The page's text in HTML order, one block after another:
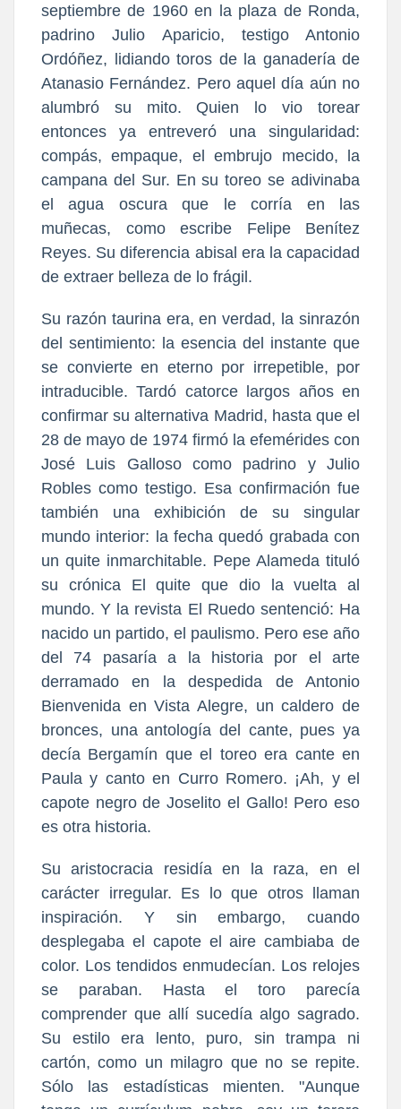
septiembre de 1960 en la plaza de Ronda,
padrino Julio Aparicio, testigo Antonio
Ordóñez, lidiando toros de la ganadería de
Atanasio Fernández. Pero aquel día aún no
alumbró su mito. Quien lo vio torear
entonces ya entreveró una singularidad:
compás, empaque, el embrujo mecido, la
campana del Sur. En su toreo se adivinaba
el agua oscura que le corría en las
muñecas, como escribe Felipe Benítez
Reyes. Su diferencia abisal era la capacidad
de extraer belleza de lo frágil.
Su razón taurina era, en verdad, la sinrazón
del sentimiento: la esencia del instante que
se convierte en eterno por irrepetible, por
intraducible. Tardó catorce largos años en
confirmar su alternativa Madrid, hasta que el
28 de mayo de 1974 firmó la efemérides con
José Luis Galloso como padrino y Julio
Robles como testigo. Esa confirmación fue
también una exhibición de su singular
mundo interior: la fecha quedó grabada con
un quite inmarchitable. Pepe Alameda tituló
su crónica El quite que dio la vuelta al
mundo. Y la revista El Ruedo sentenció: Ha
nacido un partido, el paulismo. Pero ese año
del 74 pasaría a la historia por el arte
derramado en la despedida de Antonio
Bienvenida en Vista Alegre, un caldero de
bronces, una antología del cante, pues ya
decía Bergamín que el toreo era cante en
Paula y canto en Curro Romero. ¡Ah, y el
capote negro de Joselito el Gallo! Pero eso
es otra historia.
Su aristocracia residía en la raza, en el
carácter irregular. Es lo que otros llaman
inspiración. Y sin embargo, cuando
desplegaba el capote el aire cambiaba de
color. Los tendidos enmudecían. Los relojes
se paraban. Hasta el toro parecía
comprender que allí sucedía algo sagrado.
Su estilo era lento, puro, sin trampa ni
cartón, como un milagro que no se repite.
Sólo las estadísticas mienten. "Aunque